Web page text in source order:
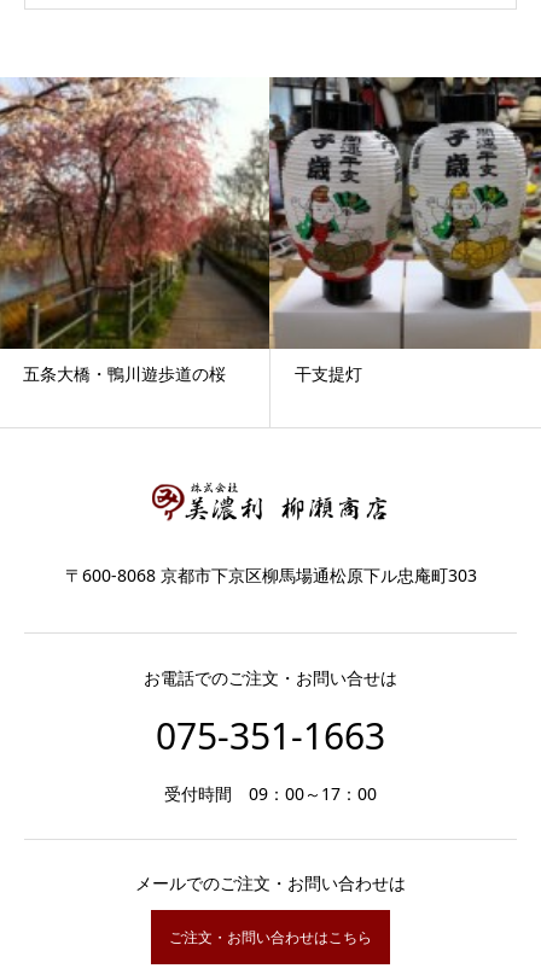
五条大橋・鴨川遊歩道の桜 干支提灯
〒600-8068 京都市下京区柳馬場通松原下ル忠庵町303
お電話でのご注文・お問い合せは
075-351-1663
受付時間 09：00～17：00
メールでのご注文・お問い合わせは
ご注文・お問い合わせはこちら